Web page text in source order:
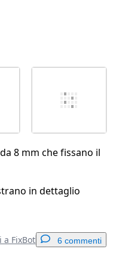
8 mm che fissano il
in dettaglio
a FixBot 6 commenti